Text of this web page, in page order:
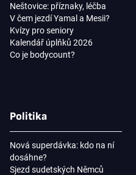
Neštovice: příznaky, léčba
V čem jezdí Yamal a Mesii?
Kvízy pro seniory
Kalendář úplňků 2026
Co je bodycount?
Politika
Nová superdávka: kdo na ní
dosáhne?
Sjezd sudetských Němců